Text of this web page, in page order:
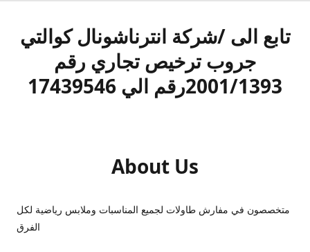
تابع الى /شركة انترناشونال كوالتي
جروب ترخيص تجاري رقم
2001/1393رقم الي 17439546
About Us
متخصصون في مفارش طاولات لجميع المناسبات وملابس رياضية لكل
الفرق